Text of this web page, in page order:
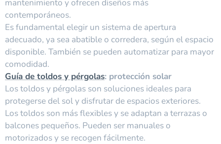
mantenimiento y ofrecen diseños más
contemporáneos.
Es fundamental elegir un sistema de apertura
adecuado, ya sea abatible o corredera, según el espacio
disponible. También se pueden automatizar para mayor
comodidad.
Guía de toldos y pérgolas: protección solar
Los toldos y pérgolas son soluciones ideales para
protegerse del sol y disfrutar de espacios exteriores.
Los toldos son más flexibles y se adaptan a terrazas o
balcones pequeños. Pueden ser manuales o
motorizados y se recogen fácilmente.